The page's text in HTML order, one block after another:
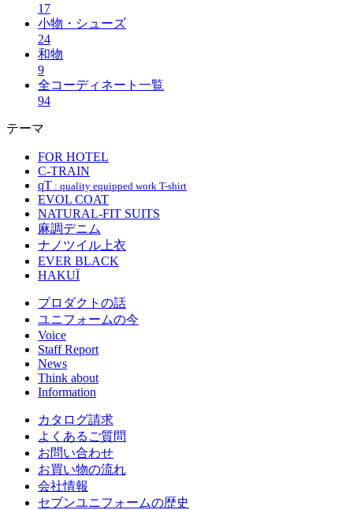
17
小物・シューズ
24
和物
9
全コーディネート一覧
94
テーマ
FOR HOTEL
C-TRAIN
qT : quality equipped work T-shirt
EVOL COAT
NATURAL-FIT SUITS
麻調デニム
ナノツイル上衣
EVER BLACK
HAKUÏ
プロダクトの話
ユニフォームの今
Voice
Staff Report
News
Think about
Information
カタログ請求
よくあるご質問
お問い合わせ
お買い物の流れ
会社情報
セブンユニフォームの歴史